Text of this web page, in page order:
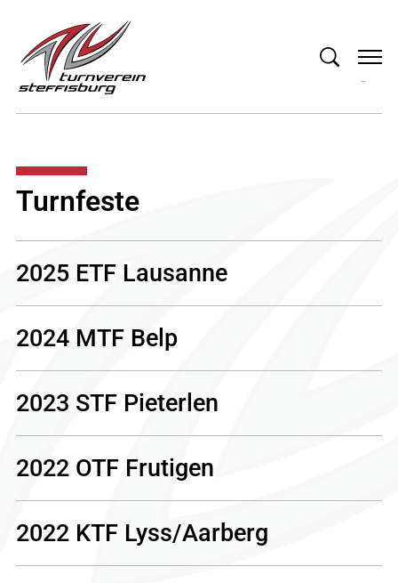
Turnfeste
2025 ETF Lausanne
2024 MTF Belp
2023 STF Pieterlen
2022 OTF Frutigen
2022 KTF Lyss/Aarberg